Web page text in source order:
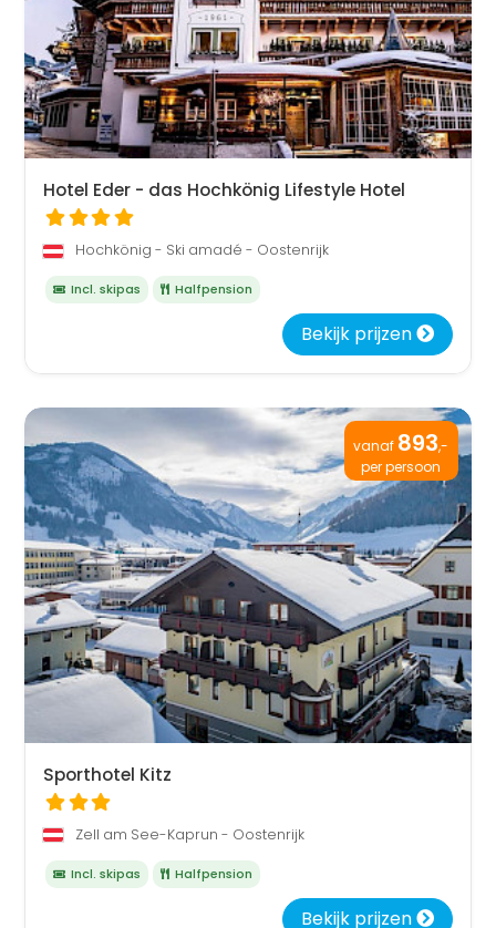
Hotel Eder - das Hochkönig Lifestyle Hotel
Hochkönig - Ski amadé - Oostenrijk
Incl. skipas Halfpension
Bekijk prijzen
vanaf 893,-
per persoon
Sporthotel Kitz
Zell am See-Kaprun - Oostenrijk
Incl. skipas Halfpension
Bekijk prijzen